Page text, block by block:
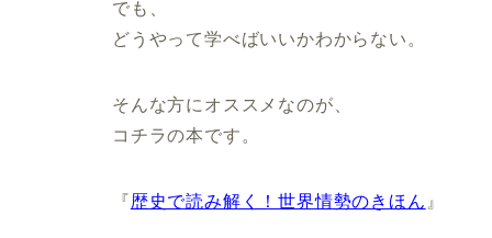
でも、
どうやって学べばいいかわからない。
そんな方にオススメなのが、
コチラの本です。
『歴史で読み解く！世界情勢のきほん 』